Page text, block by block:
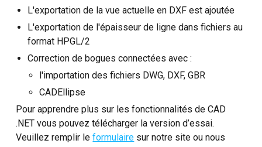
L'exportation de la vue actuelle en DXF est ajoutée
L'exportation de l'épaisseur de ligne dans fichiers au
format HPGL/2
Correction de bogues connectées avec :
l'importation des fichiers DWG, DXF, GBR
CADEllipse
Pour apprendre plus sur les fonctionnalités de CAD
.NET vous pouvez télécharger la version d’essai.
Veuillez remplir leformulaire sur notre site ou nous